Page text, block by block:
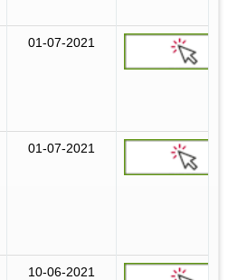
01-07-2021
01-07-2021
10-06-2021